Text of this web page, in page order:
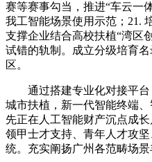
赛等赛事勾当，推进“车云一
我工智能场景使用示范；21.
支撑企业结合高校扶植“湾区
试错的轨制。成立分级培育
区。
通过搭建专业化对接平台
城市扶植，新一代智能终端
先正在人工智能财产沉点成长
领甲士才支持、青年人才攻
统。充实阐扬广州各范畴场景